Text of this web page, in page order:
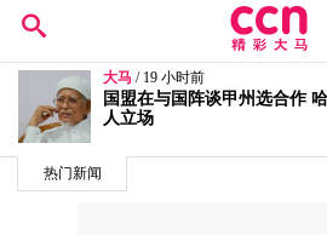
热门新闻
大马 / 19 小时前
迁就丘光耀体重量级要求！
约？”